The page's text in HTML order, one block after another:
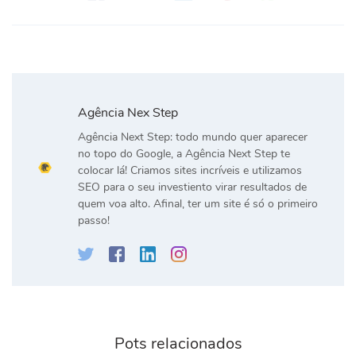
Agência Nex Step
Agência Next Step: todo mundo quer aparecer
no topo do Google, a Agência Next Step te
colocar lá! Criamos sites incríveis e utilizamos
SEO para o seu investiento virar resultados de
quem voa alto. Afinal, ter um site é só o primeiro
passo!
Pots relacionados